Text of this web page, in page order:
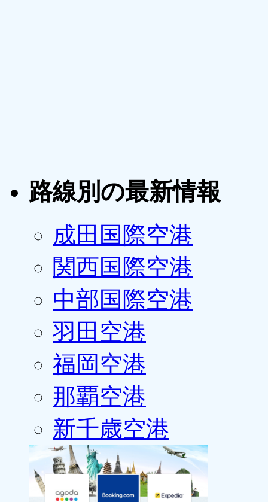
路線別の最新情報
成田国際空港
関西国際空港
中部国際空港
羽田空港
福岡空港
那覇空港
新千歳空港